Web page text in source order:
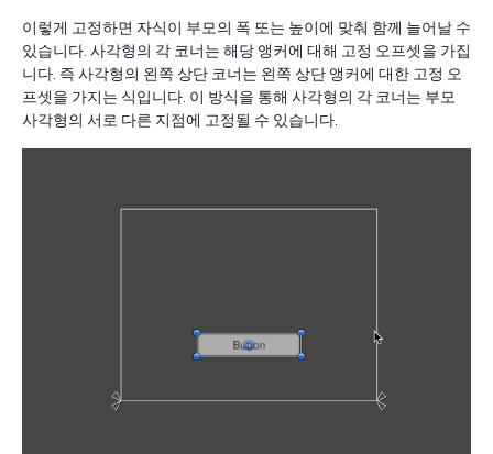
이렇게 고정하면 자식이 부모의 폭 또는 높이에 맞춰 함께 늘어날 수
있습니다. 사각형의 각 코너는 해당 앵커에 대해 고정 오프셋을 가집
니다. 즉 사각형의 왼쪽 상단 코너는 왼쪽 상단 앵커에 대한 고정 오
프셋을 가지는 식입니다. 이 방식을 통해 사각형의 각 코너는 부모
사각형의 서로 다른 지점에 고정될 수 있습니다.